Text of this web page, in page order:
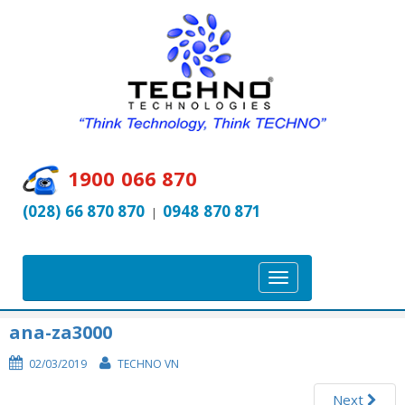
1900 066 870
(028) 66 870 870 | 0948 870 871
T
o
ana-za3000
02/03/2019 TECHNO VN
Next